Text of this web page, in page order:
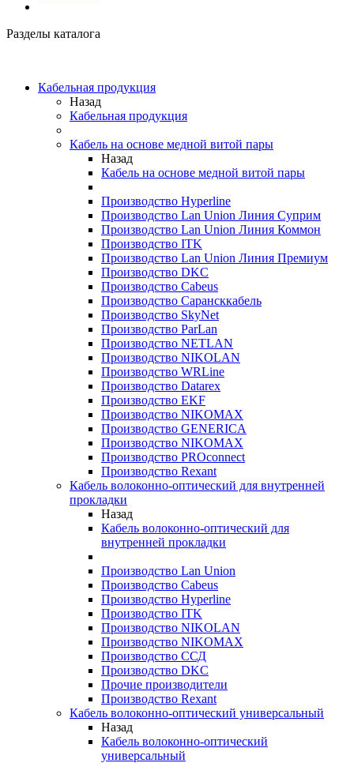
Разделы каталога
Кабельная продукция
Назад
Кабельная продукция
Кабель на основе медной витой пары
Назад
Кабель на основе медной витой пары
Производство Hyperline
Производство Lan Union Линия Суприм
Производство Lan Union Линия Коммон
Производство ITK
Производство Lan Union Линия Премиум
Производство DKC
Производство Cabeus
Производство Сарансккабель
Производство SkyNet
Производство ParLan
Производство NETLAN
Производство NIKOLAN
Производство WRLine
Производство Datarex
Производство EKF
Производство NIKOMAX
Производство GENERICA
Производство NIKOMAX
Производство PROconnect
Производство Rexant
Кабель волоконно-оптический для внутренней
прокладки
Назад
Кабель волоконно-оптический для
внутренней прокладки
Производство Lan Union
Производство Cabeus
Производство Hyperline
Производство ITK
Производство NIKOLAN
Производство NIKOMAX
Производство ССД
Производство DKC
Прочие производители
Производство Rexant
Кабель волоконно-оптический универсальный
Назад
Кабель волоконно-оптический
универсальный